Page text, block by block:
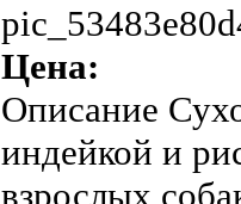
Цена:
Описание
индейкой и
взрослых